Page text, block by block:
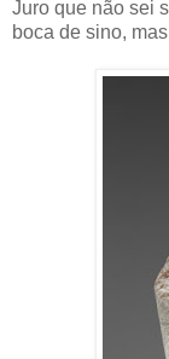
Juro que não sei
boca de sino,